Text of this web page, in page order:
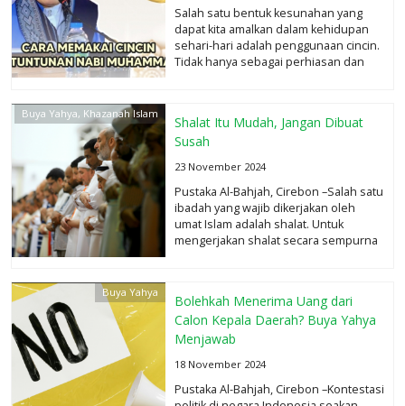
Salah satu bentuk kesunahan yang
dapat kita amalkan dalam kehidupan
sehari-hari adalah penggunaan cincin.
Tidak hanya sebagai perhiasan dan
Buya Yahya, Khazanah Islam
Shalat Itu Mudah, Jangan Dibuat
Susah
23 November 2024
Pustaka Al-Bahjah, Cirebon –Salah satu
ibadah yang wajib dikerjakan oleh
umat Islam adalah shalat. Untuk
mengerjakan shalat secara sempurna
Buya Yahya
Bolehkah Menerima Uang dari
Calon Kepala Daerah? Buya Yahya
Menjawab
18 November 2024
Pustaka Al-Bahjah, Cirebon –Kontestasi